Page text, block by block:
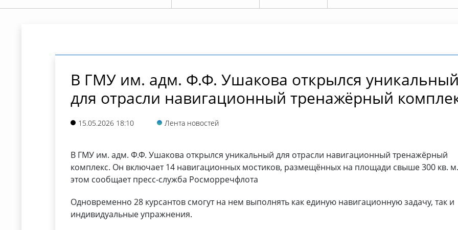
В ГМУ им. адм. Ф.Ф. Ушакова открылся
для отрасли навигационный тренажёрный
15.05.2026 18:10 Лента новостей
В ГМУ им. адм. Ф.Ф. Ушакова открылся уникальный для отрасли навигационный тренажёрный
комплекс. Он включает 14 навигационных мостиков, размещённых на площади свыше 300 кв.
этом сообщает пресс-служба Росморречфлота
Одновременно 28 курсантов смогут на нем выполнять как единую навигационную задачу, так и
индивидуальные упражнения.